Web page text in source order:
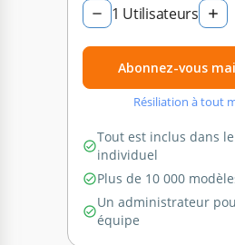
1 Utilisateurs
Abonnez-vous
Résiliation à tout
Tout est inclus dans
individuel
Plus de 10 000
Un administrateur
équipe